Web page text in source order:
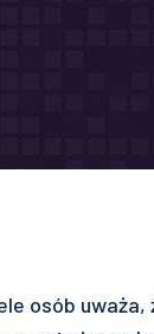
osób uważa,